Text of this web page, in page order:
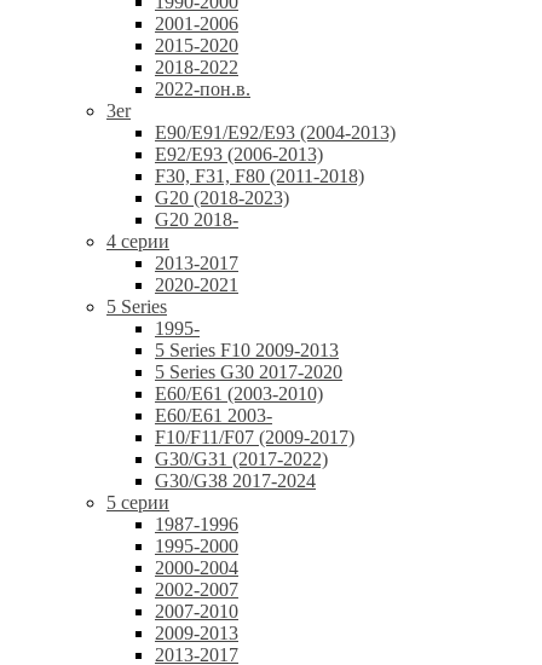
2001-2006
2015-2020
2018-2022
2022-пон.в.
3er
E90/E91/E92/E93 (2004-2013)
E92/E93 (2006-2013)
F30, F31, F80 (2011-2018)
G20 (2018-2023)
G20 2018-
4 серии
2013-2017
2020-2021
5 Series
1995-
5 Series F10 2009-2013
5 Series G30 2017-2020
E60/E61 (2003-2010)
E60/E61 2003-
F10/F11/F07 (2009-2017)
G30/G31 (2017-2022)
G30/G38 2017-2024
5 серии
1987-1996
1995-2000
2000-2004
2002-2007
2007-2010
2009-2013
2013-2017